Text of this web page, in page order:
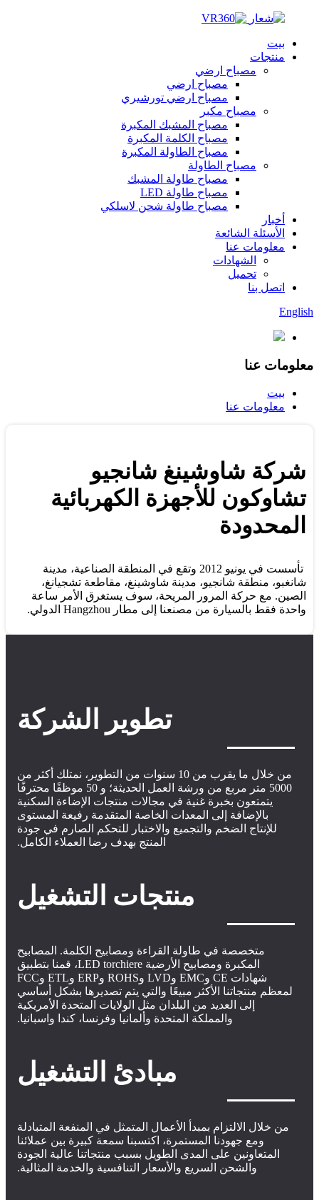
بيت
منتجات
مصباح ارضي
مصباح ارضي
مصباح ارضي تورشيري
مصباح مكبر
مصباح المشبك المكبرة
مصباح الكلمة المكبرة
مصباح الطاولة المكبرة
مصباح الطاولة
مصباح طاولة المشبك
مصباح طاولة LED
مصباح طاولة شحن لاسلكي
أخبار
الأسئلة الشائعة
معلومات عنا
الشهادات
تحميل
اتصل بنا
English
معلومات عنا
بيت
معلومات عنا
شركة شاوشينغ شانجيو
تشاوكون للأجهزة الكهربائية
المحدودة
تأسست في يونيو 2012 وتقع في المنطقة الصناعية، مدينة
شانغبو، منطقة شانجيو، مدينة شاوشينغ، مقاطعة تشجيانغ،
الصين. مع حركة المرور المريحة، سوف يستغرق الأمر ساعة
واحدة فقط بالسيارة من مصنعنا إلى مطار Hangzhou الدولي.
تطوير الشركة
من خلال ما يقرب من 10 سنوات من التطوير، نمتلك أكثر من
5000 متر مربع من ورشة العمل الحديثة؛ و 50 موظفًا محترفًا
يتمتعون بخبرة غنية في مجالات منتجات الإضاءة السكنية
بالإضافة إلى المعدات الخاصة المتقدمة رفيعة المستوى
للإنتاج الضخم والتجميع والاختبار للتحكم الصارم في جودة
المنتج بهدف رضا العملاء الكامل.
منتجات التشغيل
متخصصة في طاولة القراءة ومصابيح الكلمة. المصابيح
المكبرة ومصابيح الأرضية LED torchiere، قمنا بتطبيق
شهادات CE وEMC وLVD وROHS وERP وETL وFCC
لمعظم منتجاتنا الأكثر مبيعًا والتي يتم تصديرها بشكل أساسي
إلى العديد من البلدان مثل الولايات المتحدة الأمريكية
والمملكة المتحدة وألمانيا وفرنسا، كندا واسبانيا.
مبادئ التشغيل
من خلال الالتزام بمبدأ الأعمال المتمثل في المنفعة المتبادلة
ومع جهودنا المستمرة، اكتسبنا سمعة كبيرة بين عملائنا
المتعاونين على المدى الطويل بسبب منتجاتنا عالية الجودة
والشحن السريع والأسعار التنافسية والخدمة المثالية.